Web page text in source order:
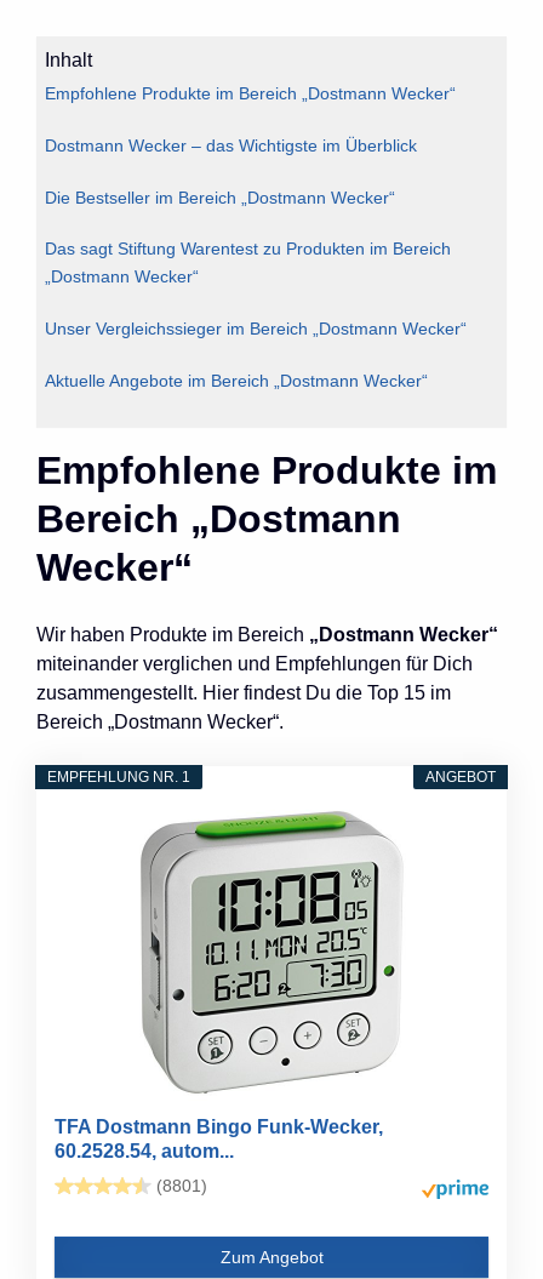
Inhalt
Empfohlene Produkte im Bereich „Dostmann Wecker“
Dostmann Wecker – das Wichtigste im Überblick
Die Bestseller im Bereich „Dostmann Wecker“
Das sagt Stiftung Warentest zu Produkten im Bereich
„Dostmann Wecker“
Unser Vergleichssieger im Bereich „Dostmann Wecker“
Aktuelle Angebote im Bereich „Dostmann Wecker“
Empfohlene Produkte im
Bereich „Dostmann
Wecker“
Wir haben Produkte im Bereich „Dostmann Wecker“
miteinander verglichen und Empfehlungen für Dich
zusammengestellt. Hier findest Du die Top 15 im
Bereich „Dostmann Wecker“.
ANGEBOT
EMPFEHLUNG NR. 1
TFA Dostmann Bingo Funk-Wecker,
60.2528.54, autom...
(8801)
Zum Angebot